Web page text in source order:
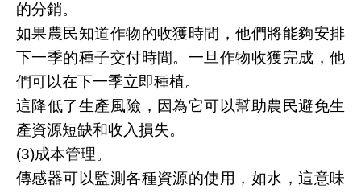
的分銷。
如果農民知道作物的收獲時間，他們將能夠安排
下一季的種子交付時間。一旦作物收獲完成，他
們可以在下一季立即種植。
這降低了生產風險，因為它可以幫助農民避免生
產資源短缺和收入損失。
(3)成本管理。
傳感器可以監測各種資源的使用，如水，這意味